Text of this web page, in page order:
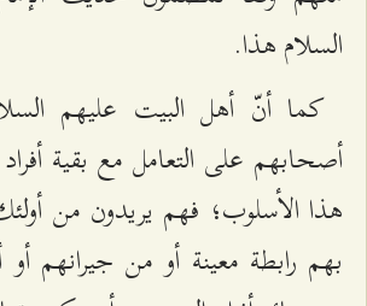
السلام هذا.
كما أنّ أهل البيت عليهم
أصحابهم على التعامل مع بقية
هذا الأسلوب؛ فهم يريدون من
بهم رابطة معينة أو من جيرانهم